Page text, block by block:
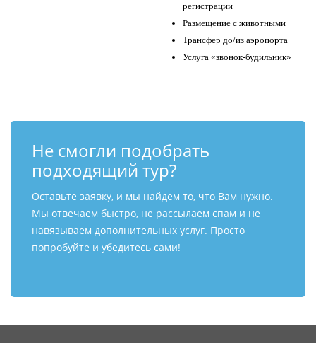
регистрации
Размещение с животными
Трансфер до/из аэропорта
Услуга «звонок-будильник»
Не смогли подобрать
подходящий тур?
Оставьте заявку, и мы найдем то, что Вам нужно.
Мы отвечаем быстро, не рассылаем спам и не
навязываем дополнительных услуг. Просто
попробуйте и убедитесь сами!